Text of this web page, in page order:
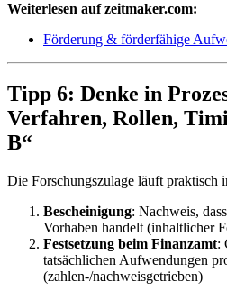
Weiterlesen auf zeitmaker.com:
Förderung & förderfähige
Tipp 6: Denke in
Verfahren, Rollen,
B“
Die Forschungszulage läuft praktisch
Bescheinigung: Nachweis,
Vorhaben handelt (inhaltlicher
Festsetzung beim Finanzamt:
tatsächlichen Aufwendungen
(zahlen-/nachweisgetrieben)